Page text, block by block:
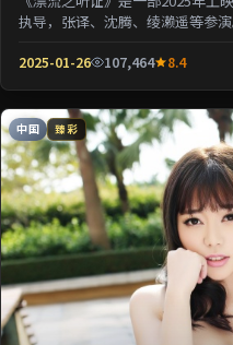
执导，张译、沈腾、绫濑遥等参
2025-01-26 107,464 8.4
中国 臻彩